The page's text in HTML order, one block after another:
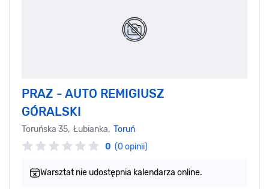
PRAZ - AUTO REMIGIUSZ
GÓRALSKI
Toruńska 35, Łubianka, Toruń
0 (0 opinii)
Warsztat nie udostępnia kalendarza online.